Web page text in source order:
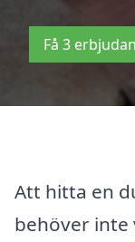
Få 3
Att hitta en
behöver